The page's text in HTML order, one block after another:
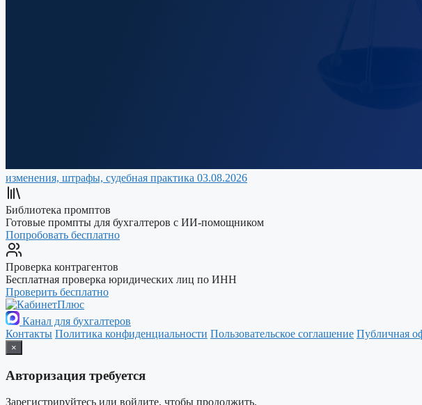
изменения, штрафы, судебная практика 03.08.2026
Библиотека промптов
Готовые промпты для бухгалтеров с ИИ-помощником
Попробовать бесплатно
Проверка контрагентов
Бесплатная проверка юридических лиц по ИНН
Проверить бесплатно
Канал для бухгалтеров
Контакты Политика конфиденциальности Пользовательское соглашение Публичная
×
Авторизация требуется
Зарегистрируйтесь или войдите, чтобы продолжить.